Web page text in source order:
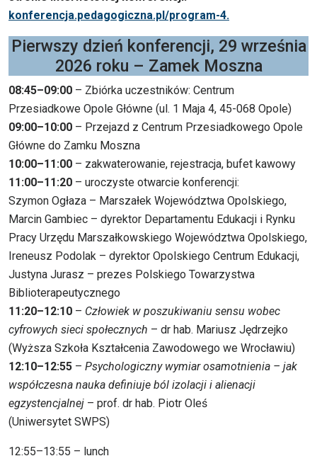
konferencja.pedagogiczna.pl/program-4.
Pierwszy dzień konferencji, 29 września
2026 roku – Zamek Moszna
08:45–09:00 – Zbiórka uczestników: Centrum
Przesiadkowe Opole Główne (ul. 1 Maja 4, 45-068 Opole)
09:00–10:00 – Przejazd z Centrum Przesiadkowego Opole
Główne do Zamku Moszna
10:00–11:00 – zakwaterowanie, rejestracja, bufet kawowy
11:00–11:20 – uroczyste otwarcie konferencji:
Szymon Ogłaza – Marszałek Województwa Opolskiego,
Marcin Gambiec – dyrektor Departamentu Edukacji i Rynku
Pracy Urzędu Marszałkowskiego Województwa Opolskiego,
Ireneusz Podolak – dyrektor Opolskiego Centrum Edukacji,
Justyna Jurasz – prezes Polskiego Towarzystwa
Biblioterapeutycznego
11:20–12:10 – Człowiek w poszukiwaniu sensu wobec
cyfrowych sieci społecznych – dr hab. Mariusz Jędrzejko
(Wyższa Szkoła Kształcenia Zawodowego we Wrocławiu)
12:10–12:55 – Psychologiczny wymiar osamotnienia – jak
współczesna nauka definiuje ból izolacji i alienacji
egzystencjalnej – prof. dr hab. Piotr Oleś
(Uniwersytet SWPS)
12:55–13:55 – lunch